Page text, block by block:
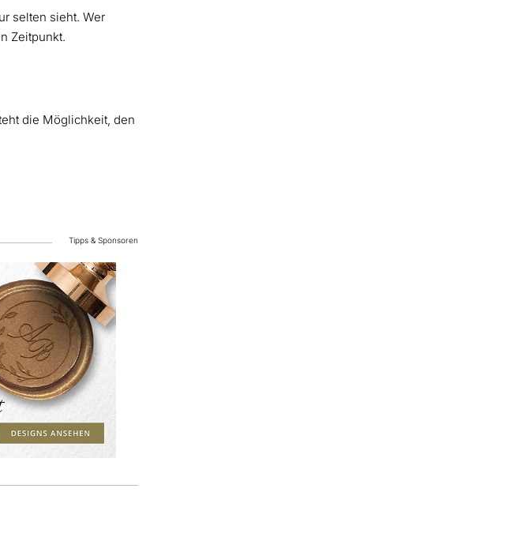
selten sieht. Wer
Zeitpunkt.
die Möglichkeit, den
Tipps & Sponsoren